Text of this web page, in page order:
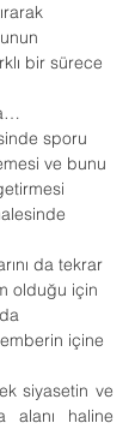
bir sürece
sporu
ve bunu
da tekrar
olduğu için
içine
siyasetin ve
alanı haline